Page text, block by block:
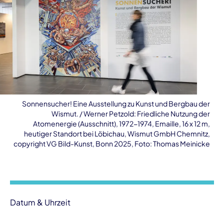
Sonnensucher! Eine Ausstellung zu Kunst und Bergbau der
Wismut. / Werner Petzold: Friedliche Nutzung der
Atomenergie (Ausschnitt), 1972-1974, Emaille, 16 x 12 m,
heutiger Standort bei Löbichau, Wismut GmbH Chemnitz,
copyright VG Bild-Kunst, Bonn 2025, Foto: Thomas Meinicke
Datum & Uhrzeit